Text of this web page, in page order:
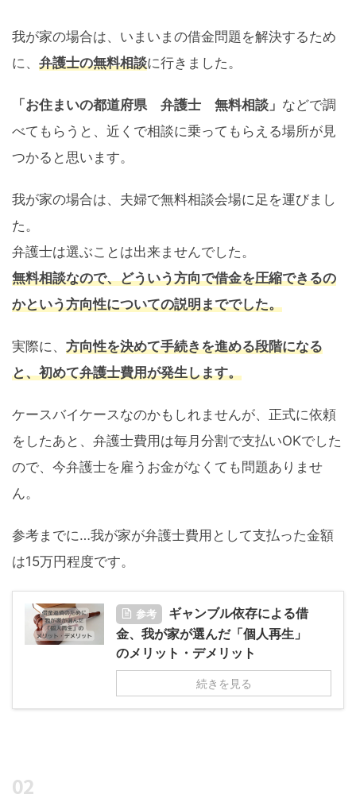
我が家の場合は、いまいまの借金問題を解決するため
に、 弁護士の無料相談に行きました。
「お住まいの都道府県 弁護士 無料相談」 などで調
べてもらうと、近くで相談に乗ってもらえる場所が見
つかると思います。
我が家の場合は、夫婦で無料相談会場に足を運びまし
た。
弁護士は選ぶことは出来ませんでした。
無料相談なので、どういう方向で借金を圧縮できるの
かという方向性についての説明まででした。
実際に、 方向性を決めて手続きを進める段階になる
と、初めて弁護士費用が発生します。
ケースバイケースなのかもしれませんが、正式に依頼
をしたあと、弁護士費用は毎月分割で支払いOKでした
ので、今弁護士を雇うお金がなくても問題ありませ
ん。
参考までに…我が家が弁護士費用として支払った金額
は15万円程度です。
参考
ギャンブル依存による借
金、我が家が選んだ「個人再生」
のメリット・デメリット
続きを見る